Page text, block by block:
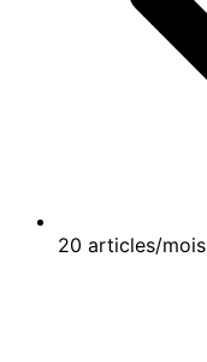
20 articles/mois